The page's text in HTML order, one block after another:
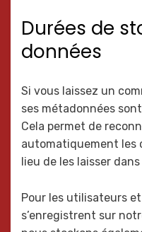
Durées de
données
Si vous laissez un
ses métadonnées
Cela permet de
automatiquement les
lieu de les laisser
Pour les utilisateurs
s’enregistrent sur